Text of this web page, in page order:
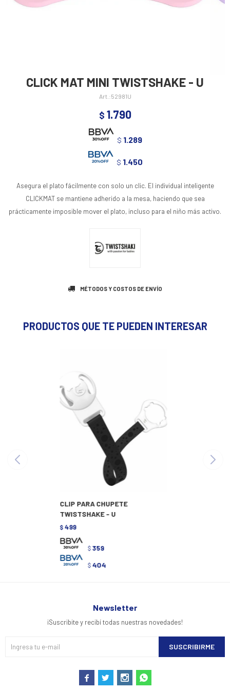
CLICK MAT MINI TWISTSHAKE - U
52981U
$ 1.790
$ 1.289
$ 1.450
Asegura el plato fácilmente con solo un clic. El individual inteligente
CLICKMAT se mantiene adherido a la mesa, haciendo que sea
prácticamente imposible mover el plato, incluso para el niño más activo.
MÉTODOS Y COSTOS DE ENVÍO
PRODUCTOS QUE TE PUEDEN INTERESAR
CLIP PARA CHUPETE
TWISTSHAKE - U
$ 499
$ 359
$ 404
Newsletter
¡Suscribite y recibí todas nuestras novedades!
SUSCRIBIRME
   